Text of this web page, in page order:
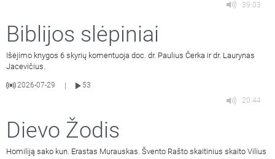
39:03
Biblijos slėpiniai
Išėjimo knygos 6 skyrių komentuoja doc. dr. Paulius Čerka ir dr. Laurynas
Jacevičius.
2026-07-29
53
20:44
Dievo Žodis
Homiliją sako kun. Erastas Murauskas. Švento Rašto skaitinius skaito Vilius